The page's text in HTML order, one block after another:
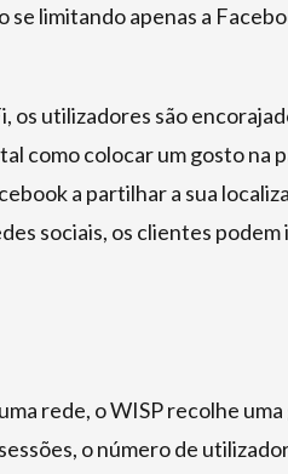
se limitando apenas a
os utilizadores são
como colocar um gosto na
a partilhar a sua
sociais, os clientes
rede, o WISP recolhe
o número de